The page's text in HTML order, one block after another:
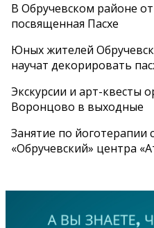
В Обручевском районе
посвященная Пасхе
Юных жителей
научат декорировать
Экскурсии и арт-квесты
Воронцово в выходные
Занятие по йоготерапии
«Обручевский» центра